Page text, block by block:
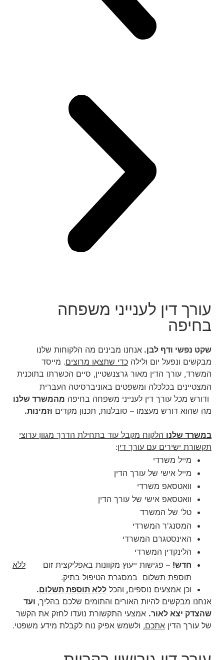
עורך דין לענייני משפחה
בחיפה
שקט נפשי ודף לבן. אנחנו מבינים מה הלקוחות שלנו
מבקשים ונפעל יום ולילה כדי שתצאו מרוצים. מייסד
המשרד, עורך הדין מאור גרצנשטיין, סיים הכשרתו בתוכנית
המצטיינים בכלכלה ומשפטים באוניברסיטה העברית
ודורש מכל עורך דין לענייני משפחה בחיפה מהמשרד שלנו
מה שהוא דורש מעצמו – סובלנות, תכנון מקדים וזמינות.
במשרד שלנו הלקוח מקבל עוד בתחילת הדרך מגוון ערוצי
תקשורת ישירים עם עורך דין:
מייל משרדי
מייל אישי של עורך הדין
וואטסאפ משרדי
וואטסאפ אישי של עורך הדין
טל' של המשרד
המסנג'ר המשרדי
האינסטגרם המשרדי
הלינקדין המשרדי
חדש! – פגישות ייעוץ מקוונות באפליקצית זום
ללא
תוספת תשלום במסגרת הטיפול בתיק.
וכן אמצעים נוספים, והכל ללא תוספת תשלום.
אנחנו מבקשים להיות האורים והתומים שלכם בהליך, ועד
שהצדק יצא לאור. אמצעי התקשורת נועדו לחזק את הקשר
של עורך הדין אתכם, ולשמש אפיק נוח לקבלת מידע משפטי.